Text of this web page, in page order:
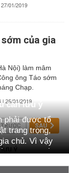
01/2019
của gia
Nội) làm mâm
ông Táo sớm
Chạp.
| 25/01/2019
TRƯỚC SAU
cần lưu ý
phải được tổ
trang trọng,
chủ. Vì vậy
bị những gì,